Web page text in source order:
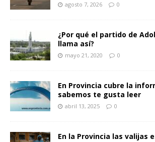
agosto 7, 2026 0
¿Por qué el partido de
llama así?
mayo 21, 2020 0
En Provincia cubre la
sabemos te gusta leer
abril 13, 2025 0
En la Provincia las valijas